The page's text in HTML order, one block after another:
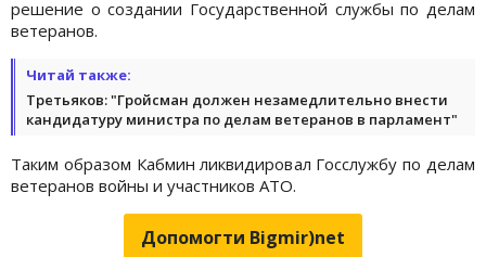
решение о создании Государственной службы по делам
ветеранов.
Читай также:
Третьяков: "Гройсман должен незамедлительно внести
кандидатуру министра по делам ветеранов в парламент"
Таким образом Кабмин ликвидировал Госслужбу по делам
ветеранов войны и участников АТО.
Допомогти Bigmir)net